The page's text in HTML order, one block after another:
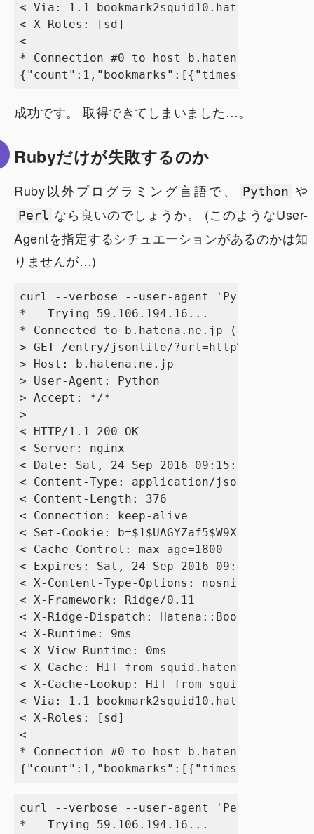
< Via: 1.1
< X-Roles: [sd]
<
* Connection #0 to host b.hatena.ne.jp
成功です。 取得できてしまいました…。
Rubyだけが失敗するのか
Ruby以外プログラミング言語で、 Python や
Perl なら良いのでしょうか。 (このようなUser-
Agentを指定するシチュエーションがあるのかは知
りませんが…)
curl --verbose --user-agent 'Python' http://
*   Trying 59.106.194.16...
* Connected to b.hatena.ne.jp
> GET /entry/jsonlite/
> Host: b.hatena.ne.jp
> User-Agent: Python
> Accept: */*
>
< HTTP/1.1 200 OK
< Server: nginx
< Date: Sat, 24 Sep 2016 09:15:13 GMT
< Content-Type: application/json;
< Content-Length: 376
< Connection: keep-alive
< Set-Cookie:
< Cache-Control: max-age=1800
< Expires: Sat, 24 Sep 2016 09:41:38 GMT
< X-Content-Type-Options: nosniff
< X-Framework: Ridge/0.11
< X-Ridge-Dispatch:
< X-Runtime: 9ms
< X-View-Runtime: 0ms
< X-Cache: HIT from squid.hatena.ne.jp
< X-Cache-Lookup: HIT from
< Via: 1.1
< X-Roles: [sd]
<
* Connection #0 to host b.hatena.ne.jp
curl --verbose --user-agent 'Perl' http://
*   Trying 59.106.194.16...